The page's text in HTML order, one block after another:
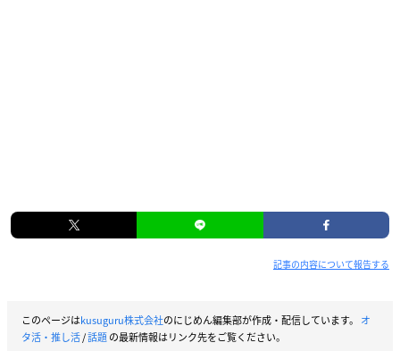
記事の内容について報告する
このページはkusuguru株式会社のにじめん編集部が作成・配信しています。 オ
タ活・推し活/話題の最新情報はリンク先をご覧ください。